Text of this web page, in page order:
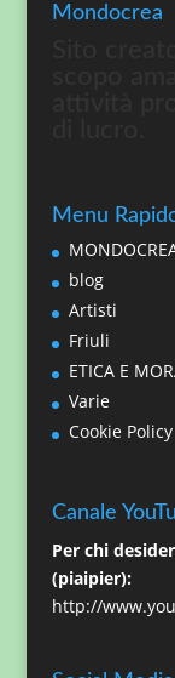
Mondocrea
Menu
blog
Artisti
Friuli
ETICA E
Varie
Cookie Policy
Canale
Per chi
(piaipier):
http://